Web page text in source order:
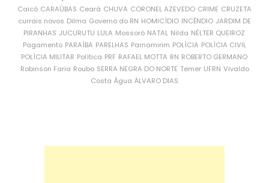
Caicó CARAÚBAS Ceará CHUVA CORONEL AZEVEDO CRIME CRUZETA
currais novos Dilma Governo do RN HOMICÍDIO INCÊNDIO JARDIM DE
PIRANHAS JUCURUTU LULA Mossoró NATAL Nilda NÉLTER QUEIROZ
Pagamento PARAÍBA PARELHAS Parnamirim POLÍCIA POLÍCIA CIVIL
POLÍCIA MILITAR Política PRF RAFAEL MOTTA RN ROBERTO GERMANO
Robinson Faria Roubo SERRA NEGRA DO NORTE Temer UFRN Vivaldo
Costa Água ÁLVARO DIAS